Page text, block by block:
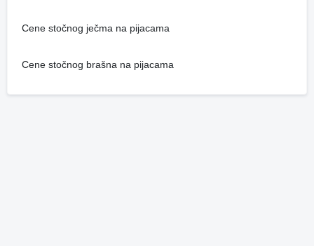
Cene stočnog ječma na pijacama
Cene stočnog brašna na pijacama